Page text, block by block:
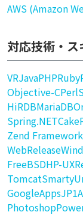
AWS (Amazon
対応技術・ス
VRJavaPHPRuby
Objective-CPerl
HiRDBMariaDB
Spring.NET
Zend Framework
WebRelease
FreeBSDHP-UX
TomcatSmarty
GoogleAppsJP1
Photoshop